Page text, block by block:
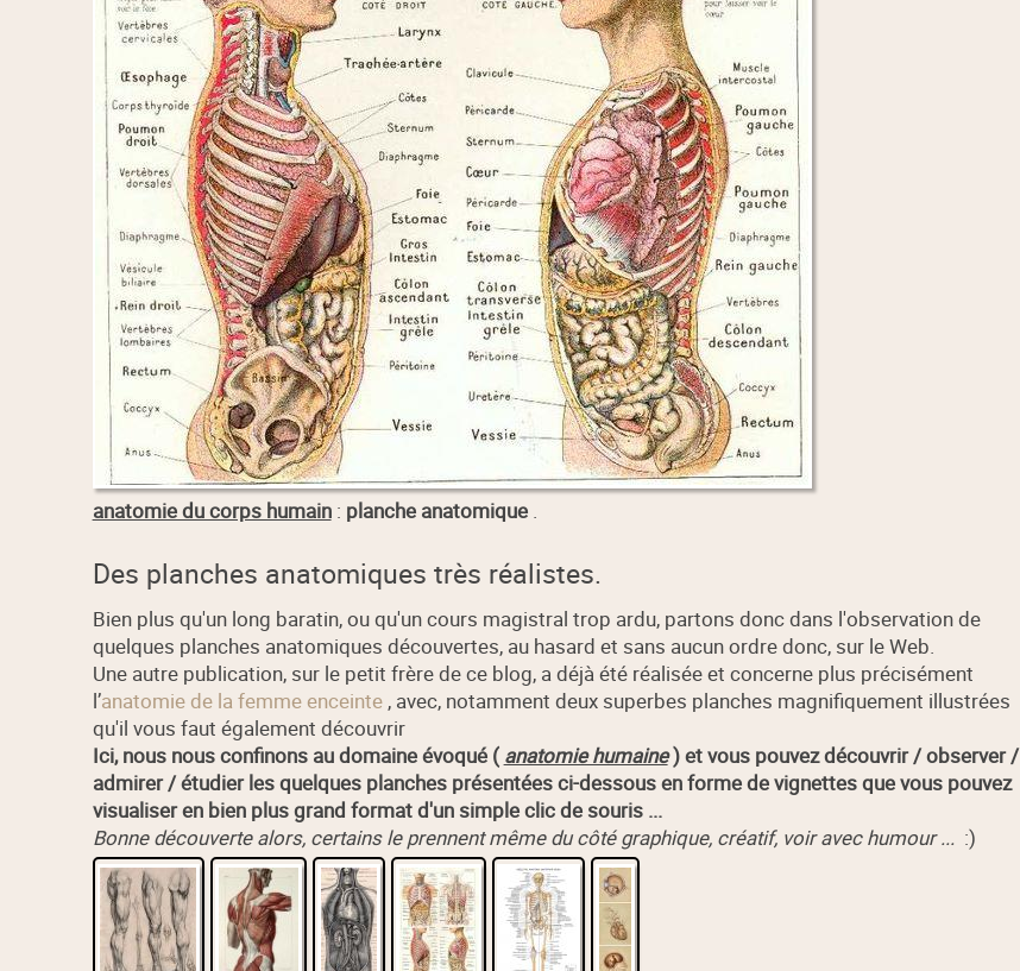
anatomie du corps humain: planche anatomique.
Des planches anatomiques très réalistes.
Bien plus qu'un long baratin, ou qu'un cours magistral trop ardu, partons donc dans l'observation de
quelques planches anatomiques découvertes, au hasard et sans aucun ordre donc, sur le Web.
Une autre publication, sur le petit frère de ce blog, a déjà été réalisée et concerne plus précisément
l’anatomie de la femme enceinte, avec, notamment deux superbes planches magnifiquement illustrées
qu'il vous faut également découvrir
Ici, nous nous confinons au domaine évoqué ( anatomie humaine) et vous pouvez découvrir / observer /
admirer / étudier les quelques planches présentées ci-dessous en forme de vignettes que vous pouvez
visualiser en bien plus grand format d'un simple clic de souris ...
Bonne découverte alors, certains le prennent même du côté graphique, créatif, voir avec humour ... :)